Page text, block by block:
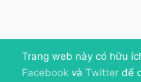
Trang web này có hữu
Facebook và Twitter để